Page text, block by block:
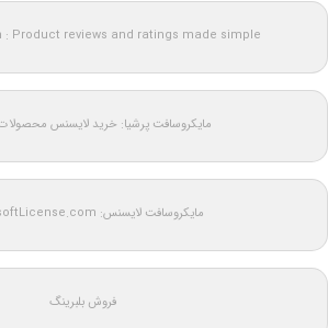
: Product reviews and ratings made simple
مایکروسافت پرشیا: خرید لایسنس محصولات
مایکروسافت لایسنس: MicrosoftLicense.com
فروش بلبرینگ